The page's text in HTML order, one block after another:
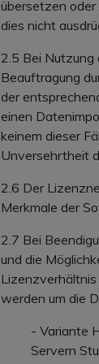
übersetzen
dies nicht
2.5 Bei
Beauftragung
der
einen
keinem dieser
Unversehrtheit
2.6 Der
Merkmale der
2.7 Bei
und die
werden um die
- Variante
Servern